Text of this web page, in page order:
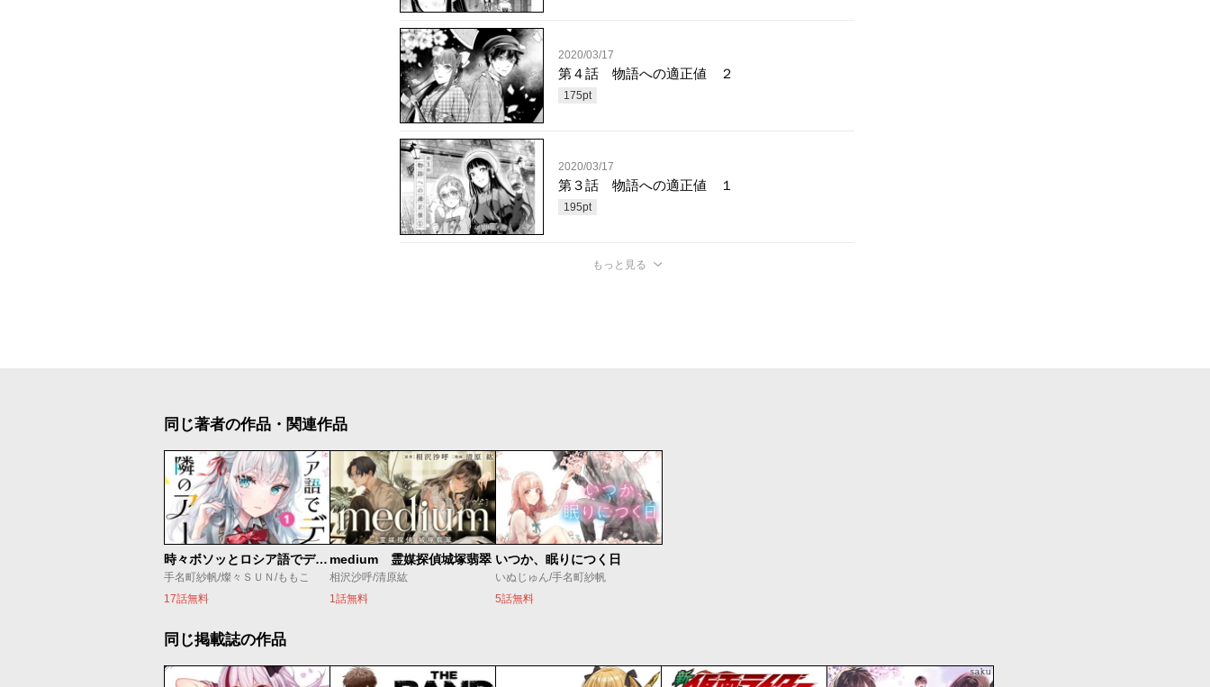
2020/03/17
第４話 物語への適正値 ２
175pt
2020/03/17
第３話 物語への適正値 １
195pt
もっと見る
同じ著者の作品・関連作品
時々ボソッとロシア語でデレる隣のアーリャさん
手名町紗帆/燦々ＳＵＮ/ももこ
17話無料
medium 霊媒探偵城塚翡翠
相沢沙呼/清原紘
1話無料
いつか、眠りにつく日
いぬじゅん/手名町紗帆
5話無料
同じ掲載誌の作品